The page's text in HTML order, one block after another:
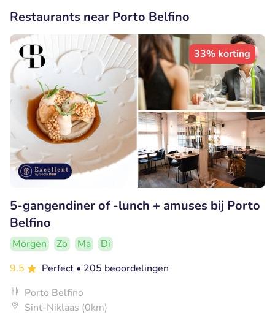
Restaurants near Porto Belfino
33% korting
5-gangendiner of -lunch + amuses bij Porto
Belfino
Morgen Zo Ma
Di
9.5
Perfect • 205 beoordelingen
Porto Belfino
Sint-Niklaas (0km)